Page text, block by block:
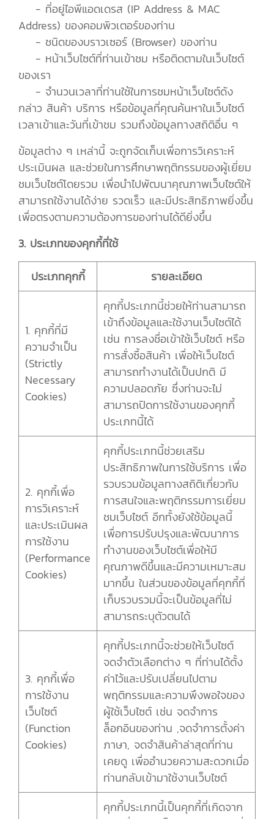
- ที่อยู่ไอพีแอดเดรส (IP Address & MAC
Address) ของคอมพิวเตอร์ของท่าน
- ชนิดของบราวเซอร์ (Browser) ของท่าน
- หน้าเว็บไซต์ที่ท่านเข้าชม หรือติดตามในเว็บไซต์
ของเรา
- จำนวนเวลาที่ท่านใช้ในการชมหน้าเว็บไซต์ดัง
กล่าว สินค้า บริการ หรือข้อมูลที่คุณค้นหาในเว็บไซต์
เวลาเข้าและวันที่เข้าชม รวมถึงข้อมูลทางสถิติอื่น ๆ
ข้อมูลต่าง ๆ เหล่านี้ จะถูกจัดเก็บเพื่อการวิเคราะห์
ประเมินผล และช่วยในการศึกษาพฤติกรรมของผู้เยี่ยม
ชมเว็บไซต์โดยรวม เพื่อนำไปพัฒนาคุณภาพเว็บไซต์ให้
สามารถใช้งานได้ง่าย รวดเร็ว และมีประสิทธิภาพยิ่งขึ้น
เพื่อตรงตามความต้องการของท่านได้ดียิ่งขึ้น
3. ประเภทของคุกกี้ที่ใช้
ประเภทคุกกี้
รายละเอียด
1. คุกกี้ที่มี
ความจำเป็น
(Strictly
Necessary
Cookies)
คุกกี้ประเภทนี้ช่วยให้ท่านสามารถ
เข้าถึงข้อมูลและใช้งานเว็บไซต์ได้
เช่น การลงชื่อเข้าใช้เว็บไซต์ หรือ
การสั่งซื้อสินค้า เพื่อให้เว็บไซต์
สามารถทำงานได้เป็นปกติ มี
ความปลอดภัย ซึ่งท่านจะไม่
สามารถปิดการใช้งานของคุกกี้
ประเภทนี้ได้
2. คุกกี้เพื่อ
การวิเคราะห์
และประเมินผล
การใช้งาน
(Performance
Cookies)
คุกกี้ประเภทนี้ช่วยเสริม
ประสิทธิภาพในการใช้บริการ เพื่อ
รวบรวมข้อมูลทางสถิติเกี่ยวกับ
การสนใจและพฤติกรรมการเยี่ยม
ชมเว็บไซต์ อีกทั้งยังใช้ข้อมูลนี้
เพื่อการปรับปรุงและพัฒนาการ
ทำงานของเว็บไซต์เพื่อให้มี
คุณภาพดีขึ้นและมีความเหมาะสม
มากขึ้น ในส่วนของข้อมูลที่คุกกี้ที่
เก็บรวบรวมนี้จะเป็นข้อมูลที่ไม่
สามารถระบุตัวตนได้
3. คุกกี้เพื่อ
การใช้งาน
เว็บไซต์
(Function
Cookies)
คุกกี้ประเภทนี้จะช่วยให้เว็บไซต์
จดจำตัวเลือกต่าง ๆ ที่ท่านได้ตั้ง
ค่าไว้และปรับเปลี่ยนไปตาม
พฤติกรรมและความพึงพอใจของ
ผู้ใช้เว็บไซต์ เช่น จดจำการ
ล็อกอินของท่าน ,จดจำการตั้งค่า
ภาษา, จดจำสินค้าล่าสุดที่ท่าน
เคยดู เพื่ออำนวยความสะดวกเมื่อ
ท่านกลับเข้ามาใช้งานเว็บไซต์
คุกกี้ประเภทนี้เป็นคุกกี้ที่เกิดจาก